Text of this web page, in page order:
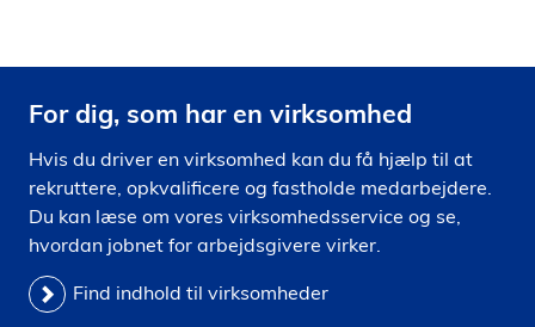
For dig, som har en virksomhed
Hvis du driver en virksomhed kan du få hjælp til at
rekruttere, opkvalificere og fastholde medarbejdere.
Du kan læse om vores virksomhedsservice og se,
hvordan jobnet for arbejdsgivere virker.
Find indhold til virksomheder